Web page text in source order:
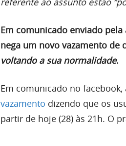
Em comunicado enviado
nega um novo vazamento de
voltando a sua normalidade.
Em comunicado no
vazamento dizendo que os
partir de hoje (28) às 21h. O